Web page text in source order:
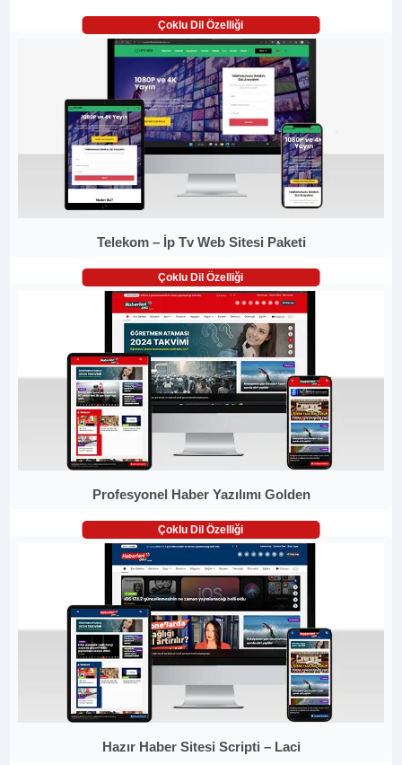
Çoklu Dil Özelliği
Telekom – İp Tv Web Sitesi Paketi
Çoklu Dil Özelliği
Profesyonel Haber Yazılımı Golden
Çoklu Dil Özelliği
Hazır Haber Sitesi Scripti – Laci